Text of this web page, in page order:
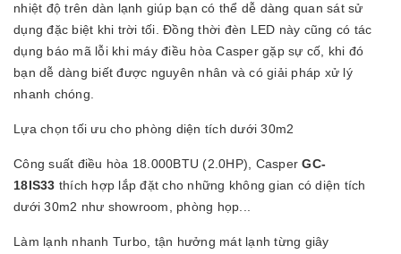
nhiệt độ trên dàn lạnh giúp bạn có thể dễ dàng quan sát sử
dụng đặc biệt khi trời tối. Đồng thời đèn LED này cũng có tác
dụng báo mã lỗi khi máy điều hòa Casper gặp sự cố, khi đó
bạn dễ dàng biết được nguyên nhân và có giải pháp xử lý
nhanh chóng.
Lựa chọn tối ưu cho phòng diện tích dưới 30m2
Công suất điều hòa 18.000BTU (2.0HP), CasperGC-
18IS33 thích hợp lắp đặt cho những không gian có diện tích
dưới 30m2 như showroom, phòng họp...
Làm lạnh nhanh Turbo, tận hưởng mát lạnh từng giây